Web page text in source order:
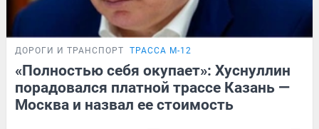
ДОРОГИ И ТРАНСПОРТ ТРАССА М-12
«Полностью себя окупает»: Хуснуллин
порадовался платной трассе Казань —
Москва и назвал ее стоимость